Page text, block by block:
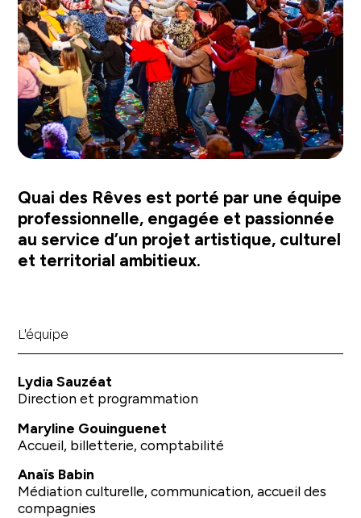
Quai des Rêves est porté par une équipe
professionnelle, engagée et passionnée
au service d’un projet artistique, culturel
et territorial ambitieux.
L'équipe
Lydia Sauzéat
Direction et programmation
Maryline Gouinguenet
Accueil, billetterie, comptabilité
Anaïs Babin
Médiation culturelle, communication, accueil des
compagnies